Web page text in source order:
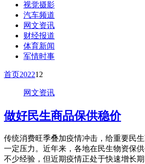
视觉摄影
汽车频道
网文资讯
财经报道
体育新闻
军情时事
首页202212
网文资讯
做好民生商品保供稳价
传统消费旺季叠加疫情冲击，给重要民
一定压力。近年来，各地在民生物资保
不少经验，但近期疫情正处于快速增长期